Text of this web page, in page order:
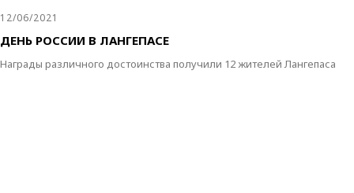
12/06/2021
ДЕНЬ РОССИИ В ЛАНГЕПАСЕ
Награды различного достоинства получили 12 жителей Лангепаса